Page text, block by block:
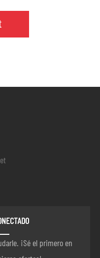
¡Sé el primero en